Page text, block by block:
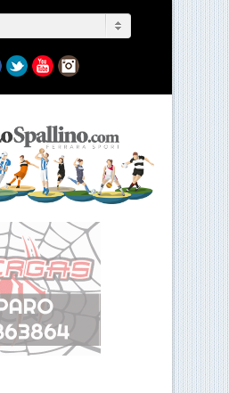
Facebook
TwitterYouTubeInstagram